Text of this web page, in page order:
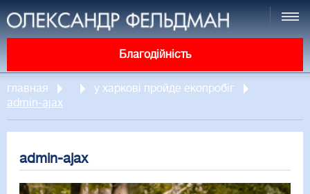
Благодійність
главная
у харкові пройде екопробіг
admin-ajax
admin-ajax